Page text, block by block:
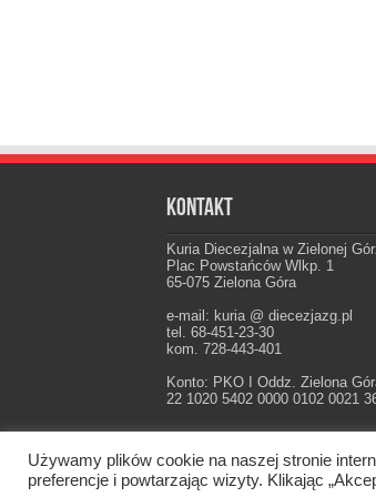
Kontakt
Kuria Diecezjalna w Zielonej
Plac Powstańców Wlkp. 1
65-075 Zielona Góra
e-mail: kuria @ diecezjazg.pl
tel. 68-451-23-30
kom. 728-443-401
Konto: PKO I Oddz. Zielona
22 1020 5402 0000 0102 0021
Oficjalna strona Diecezji
Używamy plików cookie na naszej stronie
preferencje i powtarzając wizyty. Klikając